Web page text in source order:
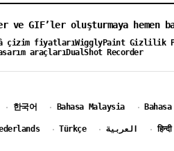
GIF’ler oluşturmaya hemen
çizim fiyatlarıWigglyPaint Gizlilik
araçlarıDualShot Recorder
· 한국어 · Bahasa Malaysia ·
· Türkçe · العربية · हिन्दी